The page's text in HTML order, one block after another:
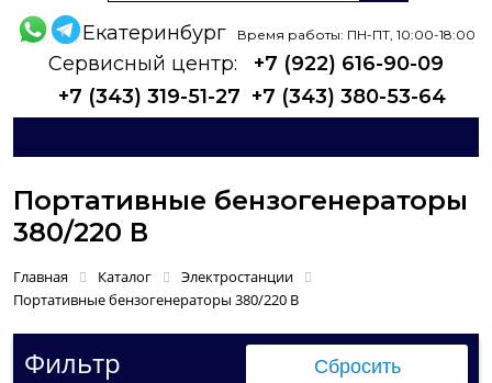
Екатеринбург Время работы: ПН-ПТ, 10:00-18:00
Сервисный центр:
+7 (922) 616-90-09
+7 (343) 319-51-27 +7 (343) 380-53-64
Портативные бензогенераторы
380/220 В
Главная Каталог
Электростанции
Портативные бензогенераторы 380/220 В
Фильтр